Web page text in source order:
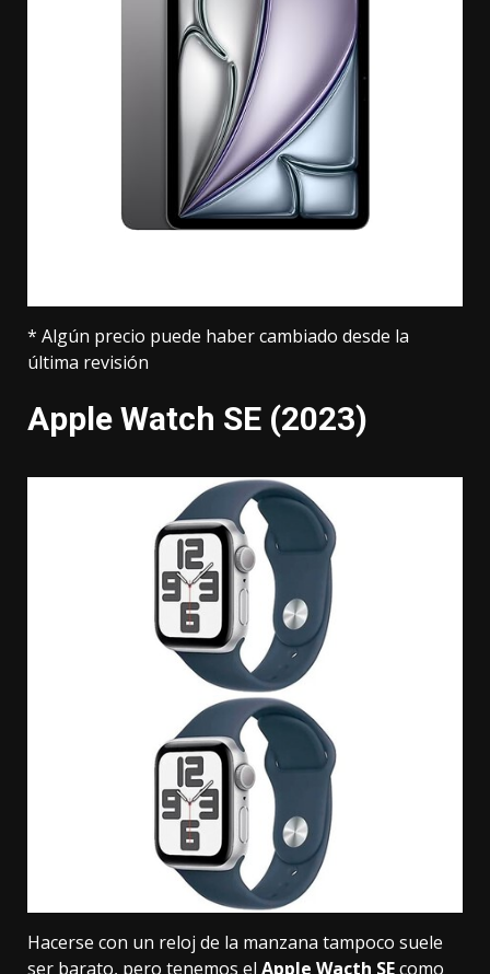
* Algún precio puede haber cambiado desde la
última revisión
Apple Watch SE (2023)
Hacerse con un reloj de la manzana tampoco suele
ser barato, pero tenemos el Apple Wacth SEcomo